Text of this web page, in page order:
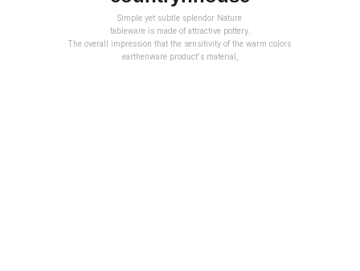
Simple yet subtle splendor Nature
tableware is made of attractive pottery.
The overall impression that the sensitivity of the warm colors
earthenware product's material,